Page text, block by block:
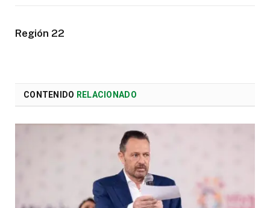
Región 22
CONTENIDO RELACIONADO